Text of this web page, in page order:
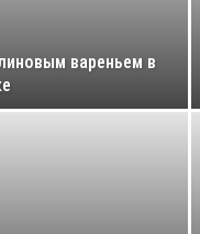
вареньем в